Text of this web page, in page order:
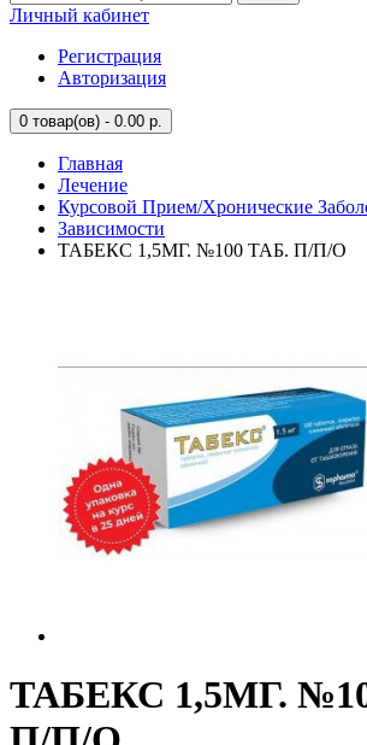
Личный кабинет
Регистрация
Авторизация
0 товар(ов) - 0.00 р.
Главная
Лечение
Курсовой Прием/Хронические
Зависимости
ТАБЕКС 1,5МГ. №100 ТАБ. П/П/О
ТАБЕКС 1,5МГ.